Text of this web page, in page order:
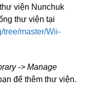
viện Nunchuk
thư viện tại
tree/master/Wii-
-> Manage
để thêm thư viện.